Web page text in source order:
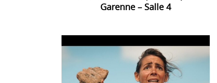
Garenne – Salle 4